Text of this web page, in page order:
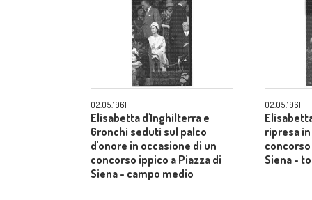
02.05.1961
Elisabetta d'Inghilterra e
Gronchi seduti sul palco
d'onore in occasione di un
concorso ippico a Piazza di
Siena - campo medio
02.05.1961
ripresa
Siena -